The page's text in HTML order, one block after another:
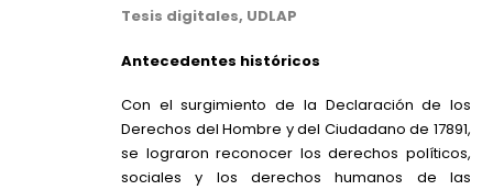
Tesis digitales, UDLAP
Antecedentes históricos
Con el surgimiento de la Declaración de los
Derechos del Hombre y del Ciudadano de 17891,
se lograron reconocer los derechos políticos,
sociales y los derechos humanos de las